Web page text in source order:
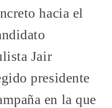
hacia el
Jair
presidente
en la que